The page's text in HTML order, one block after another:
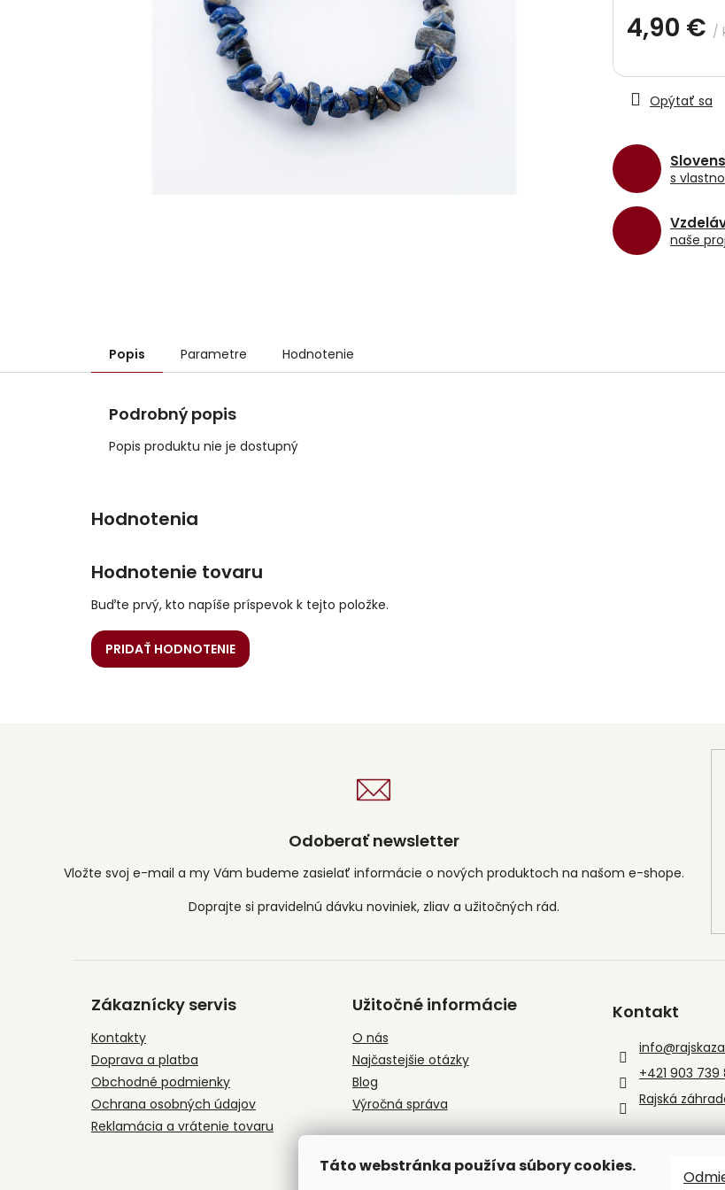
Táto webstránka používa súbory cookies.
4,90 € /
cena:
s
naše
Opýtať sa
hviezdičiek.
Popis Parametre Hodnotenie
Podrobný popis
Popis produktu nie je dostupný
Hodnotenie tovaru
Buďte prvý, kto napíše príspevok k tejto položke.
PRIDAŤ HODNOTENIE
Odoberať newsletter
Vložte svoj e-mail a my Vám budeme zasielať informácie o nových produktoch na našom e-shope.
Zákaznícky servis
Kontakty
Doprava a platba
Obchodné podmienky
Ochrana osobných údajov
Reklamácia a vrátenie tovaru
Užitočné informácie
O nás
Najčastejšie otázky
Blog
Výročná správa
Kontakt
info@
+421 903 739
Rajská